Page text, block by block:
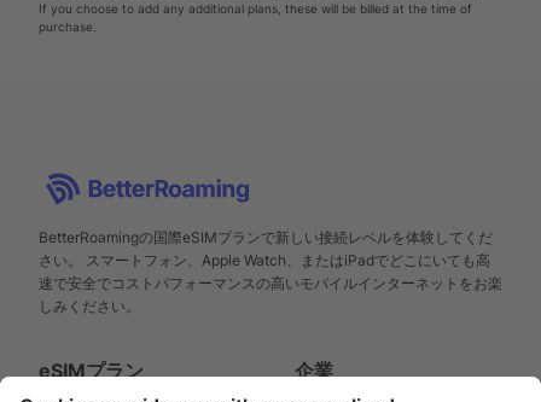
If you choose to add any additional plans, these will be billed at the time of
purchase.
BetterRoamingの国際eSIMプランで新しい接続レベルを体験してくだ
さい。 スマートフォン、Apple Watch、またはiPadでどこにいても高
速で安全でコストパフォーマンスの高いモバイルインターネットをお楽
しみください。
eSIMプラン
企業